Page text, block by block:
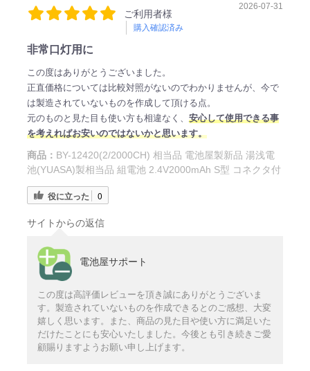
ご利用者様
購入確認済み
2026-07-31
非常口灯用に
この度はありがとうございました。
正直価格については比較対照がないのでわかりませんが、今で
は製造されていないものを作成して頂ける点。
元のものと見た目も使い方も相違なく、 安心して使用できる事
を考えればお安いのではないかと思います。
商品： BY-12420(2/2000CH) 相当品 電池屋製新品 湯浅電
池(YUASA)製相当品 組電池 2.4V2000mAh S型 コネクタ付
役に立った 0
サイトからの返信
電池屋サポート
この度は高評価レビューを頂き誠にありがとうございま
す。製造されていないものを作成できるとのご感想、大変
嬉しく思います。また、商品の見た目や使い方に満足いた
だけたことにも安心いたしました。今後とも引き続きご愛
顧賜りますようお願い申し上げます。